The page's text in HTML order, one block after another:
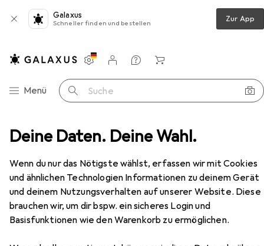
Deine Daten. Deine Wahl.
Wenn du nur das Nötigste wählst, erfassen wir mit Cookies
und ähnlichen Technologien Informationen zu deinem Gerät
und deinem Nutzungsverhalten auf unserer Website. Diese
brauchen wir, um dir bspw. ein sicheres Login und
Basisfunktionen wie den Warenkorb zu ermöglichen.
Galaxus
Schneller finden und bestellen Zur App
Navigation nach Kategorien
Menü Suche
Einstellungen
Kundenkonto
Vergleichslisten
Merklisten
Warenkorb
Set EPIC®KIT H-A 3 75009608 3 + PE Schrauben 1 Set
EUR
18,61 statt 21,65
Lapp Kabel Steckverbinder-Set
EPIC®KIT H-A 3 75009608 3 + PE
Schrauben 1 Set